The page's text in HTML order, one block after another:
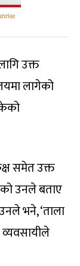
उक्त
लागेको
समेत उक्त
उनले बताए
भने, ‘ताला